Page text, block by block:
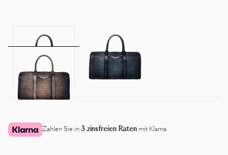
Zahlen Sie in 3 zinsfreien Ratenmit Klarna